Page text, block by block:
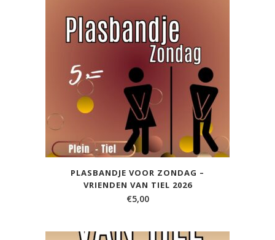
PLASBANDJE VOOR ZONDAG –
VRIENDEN VAN TIEL 2026
€5,00